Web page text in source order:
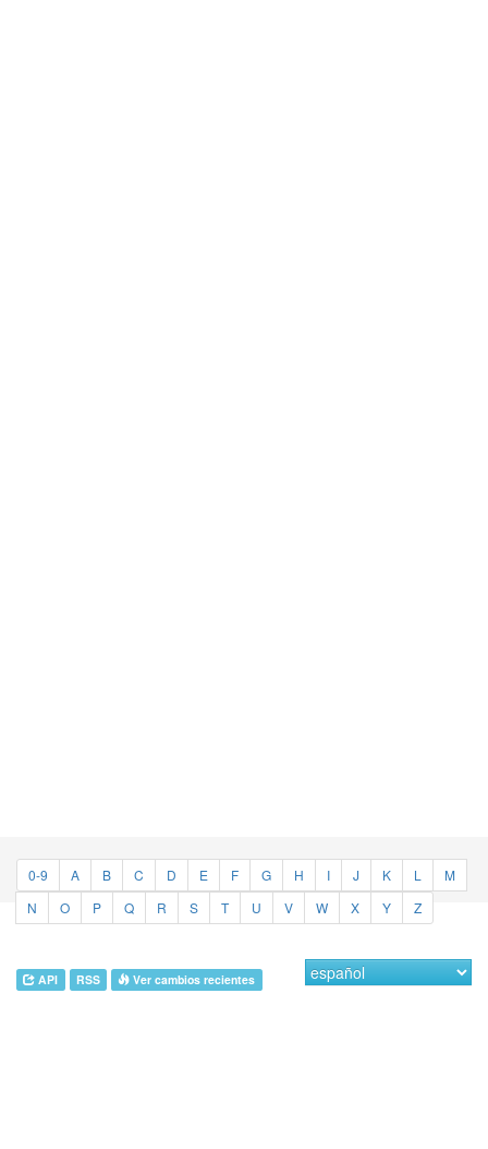
0-9 A B C D E F G H I J K L
M
N
O P Q R S T U V W X Y Z
API RSS Ver cambios recientes